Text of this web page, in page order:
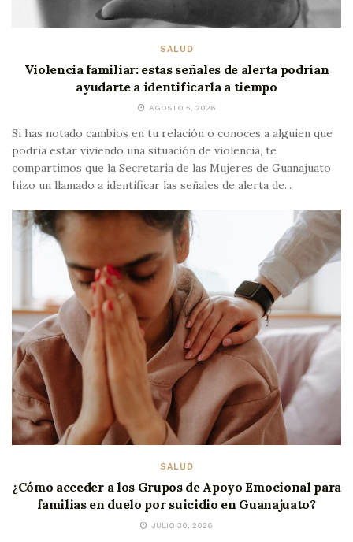
SALUD
Violencia familiar: estas señales de alerta podrían
ayudarte a identificarla a tiempo
AGOSTO 5, 2026
Si has notado cambios en tu relación o conoces a alguien que
podría estar viviendo una situación de violencia, te
compartimos que la Secretaría de las Mujeres de Guanajuato
hizo un llamado a identificar las señales de alerta de...
SALUD
¿Cómo acceder a los Grupos de Apoyo Emocional para
familias en duelo por suicidio en Guanajuato?
JULIO 30, 2026